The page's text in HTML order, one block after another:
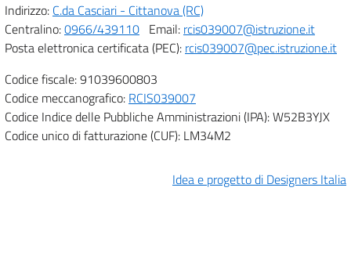
Indirizzo: C.da Casciari - Cittanova (RC)
Centralino:0966/439110 Email: rcis039007@istruzione.it
Posta elettronica certificata (PEC): rcis039007@pec.istruzione.it
Codice fiscale: 91039600803
Codice meccanografico: RCIS039007
Codice Indice delle Pubbliche Amministrazioni (IPA): W52B3YJX
Codice unico di fatturazione (CUF): LM34M2
Idea e progetto di Designers Italia